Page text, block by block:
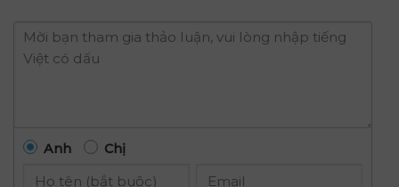
Anh Chị